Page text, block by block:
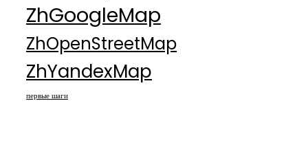
ZhGoogleMap
ZhOpenStreetMap
ZhYandexMap
первые шаги